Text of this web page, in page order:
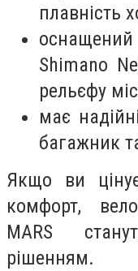
плавність
Shimano
рельєфу
має
багажник
Якщо ви
комфорт,
MARS
рішенням.